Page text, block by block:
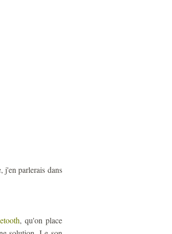
j'en parlerais dans
, qu'on place